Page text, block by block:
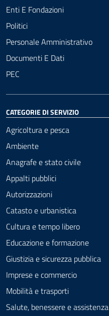
Enti E Fondazioni
Politici
Personale Amministrativo
Documenti E Dati
PEC
CATEGORIE DI SERVIZIO
Agricoltura e pesca
Ambiente
Anagrafe e stato civile
Appalti pubblici
Autorizzazioni
Catasto e urbanistica
Cultura e tempo libero
Educazione e formazione
Giustizia e sicurezza pubblica
Imprese e commercio
Mobilità e trasporti
Salute, benessere e assistenza